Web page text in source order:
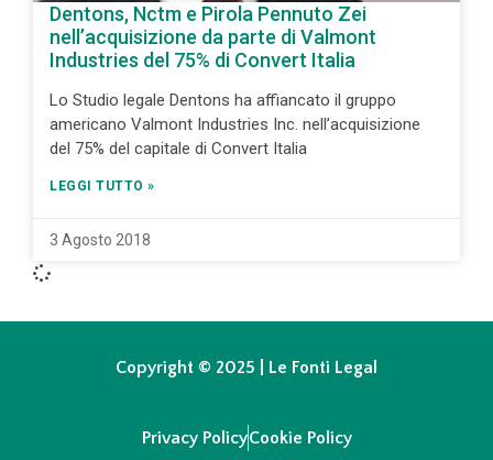
Dentons, Nctm e Pirola Pennuto Zei
nell’acquisizione da parte di Valmont
Industries del 75% di Convert Italia
Lo Studio legale Dentons ha affiancato il gruppo
americano Valmont Industries Inc. nell’acquisizione
del 75% del capitale di Convert Italia
LEGGI TUTTO »
3 Agosto 2018
Copyright © 2025 | Le Fonti Legal
Privacy PolicyCookie Policy